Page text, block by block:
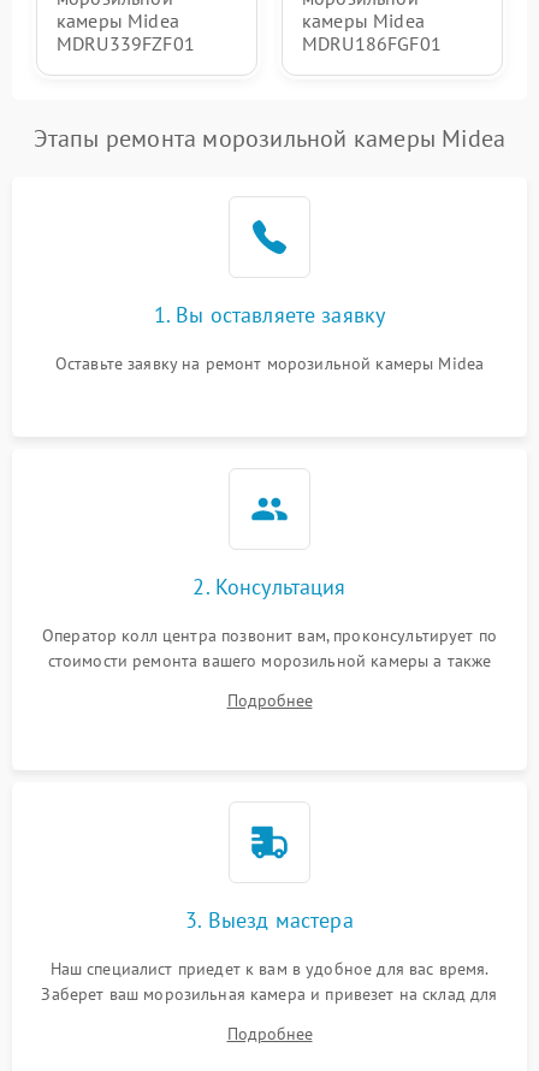
камеры Midea
MDRU339FZF01
камеры Midea
MDRU186FGF01
Этапы ремонта морозильной камеры Midea
1. Вы оставляете заявку
Оставьте заявку на ремонт морозильной камеры Midea
2. Консультация
Оператор колл центра позвонит вам, проконсультирует по
стоимости ремонта вашего морозильной камеры а также
Подробнее
3. Выезд мастера
Наш специалист приедет к вам в удобное для вас время.
Заберет ваш морозильная камера и привезет на склад для
Подробнее